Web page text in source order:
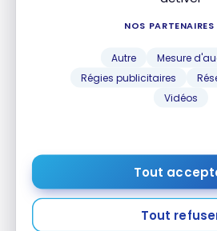
NOS PARTENAIRES
Autre
Mesure
Régies publicitaires
Vidéos
Tout
Tout
Perte/assurance
de location
dans les
Cette section présente les durées et